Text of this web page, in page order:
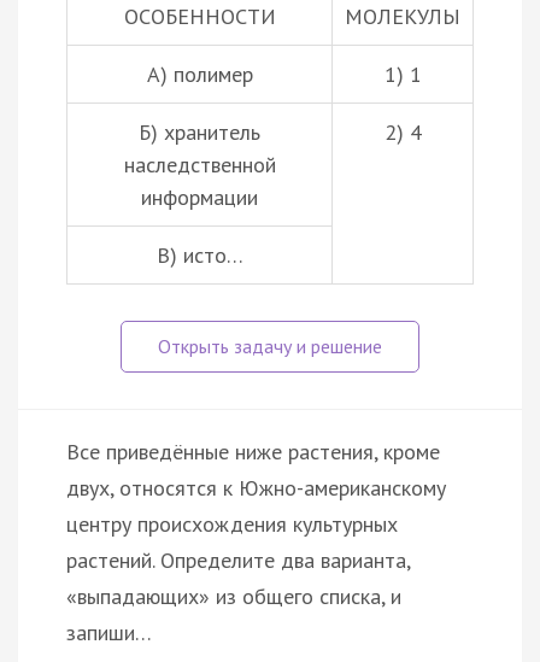
ОСОБЕННОСТИ МОЛЕКУЛЫ
А) полимер 1) 1
Б) хранитель
наследственной
информации
2) 4
В) исто…
Все приведённые ниже растения, кроме
двух, относятся к Южно-американскому
центру происхождения культурных
растений. Определите два варианта,
«выпадающих» из общего списка, и
запиши…